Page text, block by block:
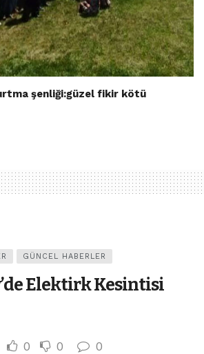
şenliği:güzel fikir kötü
GÜNCEL HABERLER
Elektirk Kesintisi
0 0 0